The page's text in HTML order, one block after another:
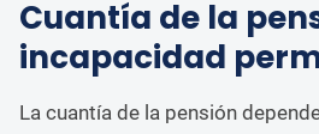
Cuantía de la
incapacidad
La cuantía de la pensión